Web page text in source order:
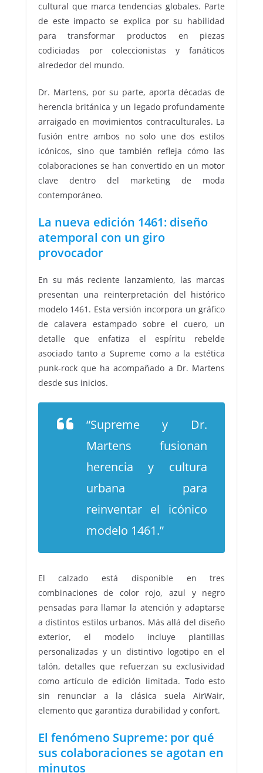
cultural que marca tendencias globales. Parte
de este impacto se explica por su habilidad
para transformar productos en piezas
codiciadas por coleccionistas y fanáticos
alrededor del mundo.
Dr. Martens, por su parte, aporta décadas de
herencia británica y un legado profundamente
arraigado en movimientos contraculturales. La
fusión entre ambos no solo une dos estilos
icónicos, sino que también refleja cómo las
colaboraciones se han convertido en un motor
clave dentro del marketing de moda
contemporáneo.
La nueva edición 1461: diseño
atemporal con un giro
provocador
En su más reciente lanzamiento, las marcas
presentan una reinterpretación del histórico
modelo 1461. Esta versión incorpora un gráfico
de calavera estampado sobre el cuero, un
detalle que enfatiza el espíritu rebelde
asociado tanto a Supreme como a la estética
punk-rock que ha acompañado a Dr. Martens
desde sus inicios.
“Supreme y Dr.
Martens fusionan
herencia y cultura
urbana para
reinventar el icónico
modelo 1461.”
El calzado está disponible en tres
combinaciones de color rojo, azul y negro
pensadas para llamar la atención y adaptarse
a distintos estilos urbanos. Más allá del diseño
exterior, el modelo incluye plantillas
personalizadas y un distintivo logotipo en el
talón, detalles que refuerzan su exclusividad
como artículo de edición limitada. Todo esto
sin renunciar a la clásica suela AirWair,
elemento que garantiza durabilidad y confort.
El fenómeno Supreme: por qué
sus colaboraciones se agotan en
minutos